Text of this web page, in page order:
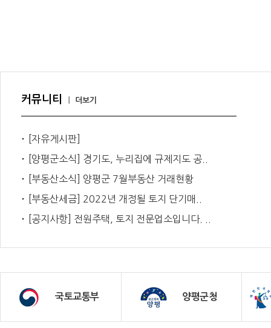
커뮤니티 더보기
[자유게시판]
[양평군소식] 경기도, 누리집에 규제지도 공..
[부동산소식] 양평군 7월부동산 거래현황
[부동산세금] 2022년 개정될 토지 단기매..
[공지사항] 전원주택, 토지 전문업소입니다. ..
국토교통부 양평군청